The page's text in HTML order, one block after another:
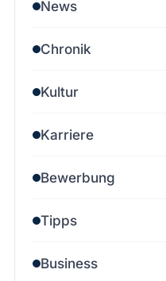
News
Chronik
Kultur
Karriere
Bewerbung
Tipps
Business